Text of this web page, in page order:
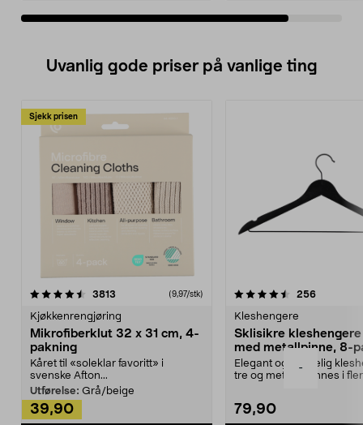
-
Uvanlig gode priser på vanlige ting
Sjekk prisen
3813 anmeldelser(9,97/stk)
Kjøkkenrengjøring
Mikrofiberklut 32 x 31 cm, 4-
pakning
Kåret til «soleklar favoritt» i
svenske Afton...
Utførelse: Grå/beige
39,90
4.5av 5 stjerner 256
Kleshengere
Sklisikre
med metallpinne, 8-
Elegant og skikkelig
tre og metall – finnes i
79,90
4.5av 5 stjerner